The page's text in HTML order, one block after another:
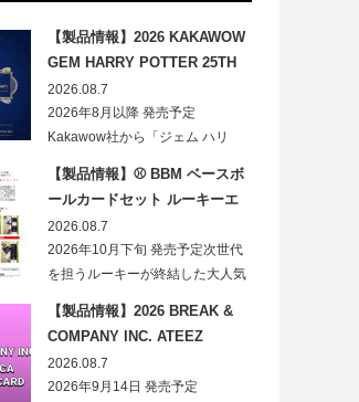
【製品情報】2026 KAKAWOW
GEM HARRY POTTER 25TH
ANNIVERSARY TRADING
CARDS HOBBY
2026.08.7
2026年8月以降 発売予定
Kakawow社から「ジェム ハリ
【製品情報】⚾ BBM ベースボ
ールカードセット ルーキーエ
ディションプレミアム 2026
2026.08.7
2026年10月下旬 発売予定次世代
を担うルーキーが終結した大人気
【製品情報】2026 BREAK &
COMPANY INC. ATEEZ
TELECA COLLECTION CARD
2026.08.7
2026年9月14日 発売予定